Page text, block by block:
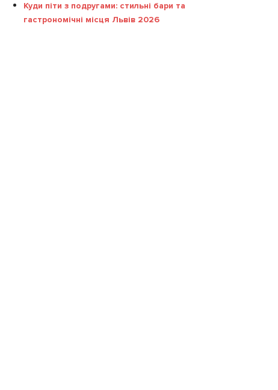
Куди піти з подругами: стильні бари та
гастрономічні місця Львів 2026